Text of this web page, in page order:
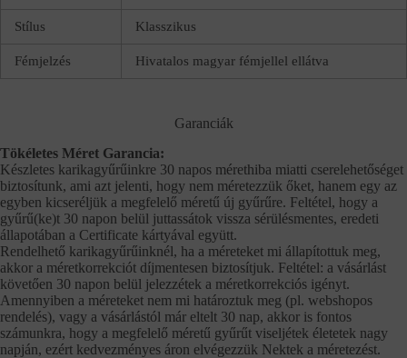
Stílus Klasszikus
Fémjelzés Hivatalos magyar fémjellel ellátva
Garanciák
Tökéletes Méret Garancia:
Készletes karikagyűrűinkre 30 napos mérethiba miatti cserelehetőséget
biztosítunk, ami azt jelenti, hogy nem méretezzük őket, hanem egy az
egyben kicseréljük a megfelelő méretű új gyűrűre. Feltétel, hogy a
gyűrű(ke)t 30 napon belül juttassátok vissza sérülésmentes, eredeti
állapotában a Certificate kártyával együtt.
Rendelhető karikagyűrűinknél, ha a méreteket mi állapítottuk meg,
akkor a méretkorrekciót díjmentesen biztosítjuk. Feltétel: a vásárlást
követően 30 napon belül jelezzétek a méretkorrekciós igényt.
Amennyiben a méreteket nem mi határoztuk meg (pl. webshopos
rendelés), vagy a vásárlástól már eltelt 30 nap, akkor is fontos
számunkra, hogy a megfelelő méretű gyűrűt viseljétek életetek nagy
napján, ezért kedvezményes áron elvégezzük Nektek a méretezést.